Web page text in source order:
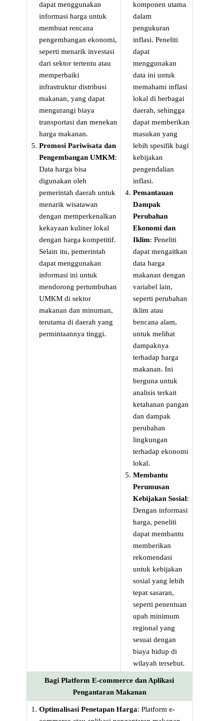
dapat menggunakan
informasi harga untuk
membuat rencana
pengembangan ekonomi,
seperti menarik investasi
dari sektor tertentu atau
memperbaiki
infrastruktur distribusi
makanan, yang dapat
mengurangi biaya
transportasi dan menekan
harga makanan.
Promosi Pariwisata dan
Pengembangan UMKM:
Data harga bisa
digunakan oleh
pemerintah daerah untuk
menarik wisatawan
dengan memperkenalkan
kekayaan kuliner lokal
dengan harga kompetitif.
Selain itu, pemerintah
dapat menggunakan
informasi ini untuk
mendorong pertumbuhan
UMKM di sektor
makanan dan minuman,
terutama di daerah yang
permintaannya tinggi.
komponen utama
dalam
pengukuran
inflasi. Peneliti
dapat
menggunakan
data ini untuk
memahami inflasi
lokal di berbagai
daerah, sehingga
dapat memberikan
masukan yang
lebih spesifik bagi
kebijakan
pengendalian
inflasi.
Pemantauan
Dampak
Perubahan
Ekonomi dan
Iklim: Peneliti
dapat mengaitkan
data harga
makanan dengan
variabel lain,
seperti perubahan
iklim atau
bencana alam,
untuk melihat
dampaknya
terhadap harga
makanan. Ini
berguna untuk
analisis terkait
ketahanan pangan
dan dampak
perubahan
lingkungan
terhadap ekonomi
lokal.
Membantu
Perumusan
Kebijakan Sosial:
Dengan informasi
harga, peneliti
dapat membantu
memberikan
rekomendasi
untuk kebijakan
sosial yang lebih
tepat sasaran,
seperti penentuan
upah minimum
regional yang
sesuai dengan
biaya hidup di
wilayah tersebut.
Bagi Platform E-commerce dan Aplikasi
Pengantaran Makanan
Optimalisasi Penetapan Harga: Platform e-